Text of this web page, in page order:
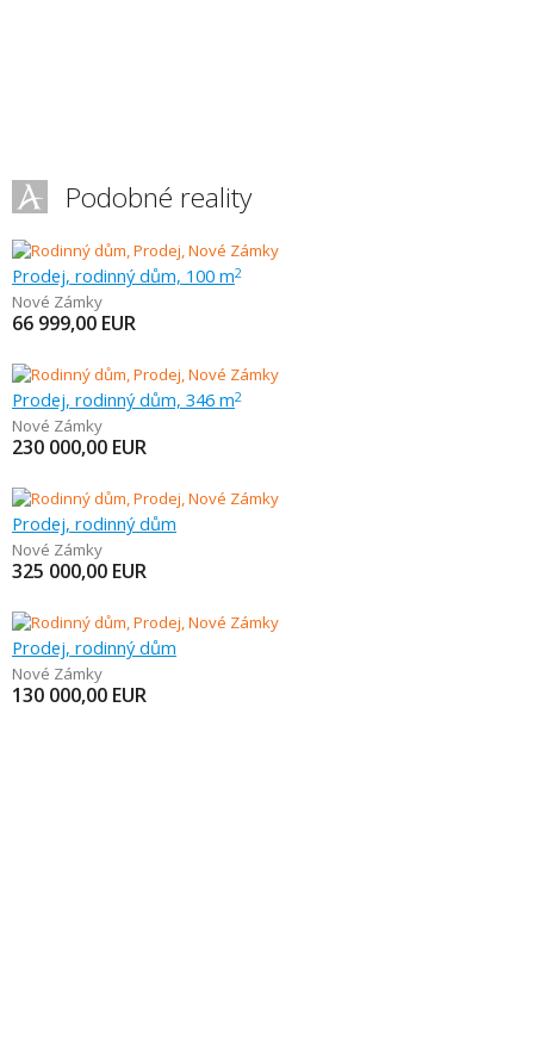
Podobné reality
Prodej, rodinný dům, 100 m2
Nové Zámky
66 999,00 EUR
Prodej, rodinný dům, 346 m2
Nové Zámky
230 000,00 EUR
Prodej, rodinný dům
Nové Zámky
325 000,00 EUR
Prodej, rodinný dům
Nové Zámky
130 000,00 EUR